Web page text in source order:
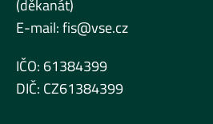
(děkanát)
E-mail:fis@vse.cz
IČO: 61384399
DIČ: CZ61384399